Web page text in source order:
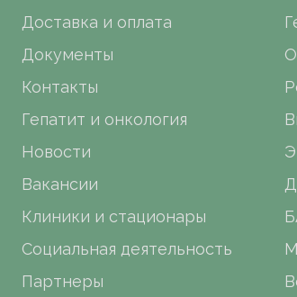
Доставка и оплата
Документы
Контакты
Гепатит и онкология
Новости
Вакансии
Клиники и стационары
Социальная деятельность
Партнеры